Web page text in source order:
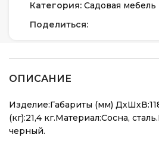
Категория: Садовая мебель
Поделиться:
ОПИСАНИЕ
Изделие:Габариты (мм)
(кг):21,4 кг.Материал:Сосна,
черный.